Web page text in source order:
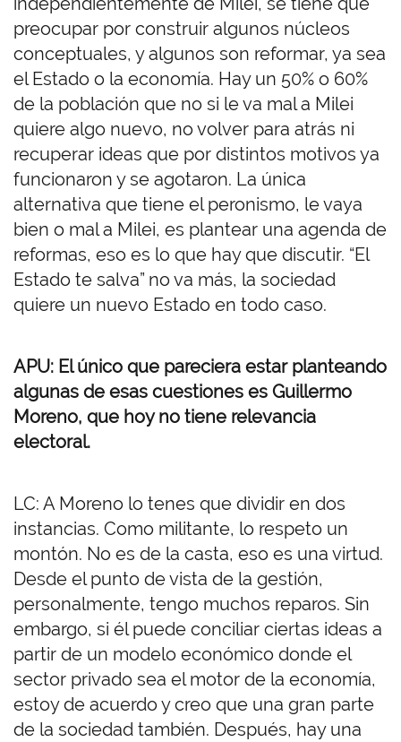
preocupar por construir algunos núcleos
conceptuales, y algunos son reformar, ya sea
el Estado o la economía. Hay un 50% o 60%
de la población que no si le va mal a Milei
quiere algo nuevo, no volver para atrás ni
recuperar ideas que por distintos motivos ya
funcionaron y se agotaron. La única
alternativa que tiene el peronismo, le vaya
bien o mal a Milei, es plantear una agenda de
reformas, eso es lo que hay que discutir. “El
Estado te salva” no va más, la sociedad
quiere un nuevo Estado en todo caso.
APU: El único que pareciera estar planteando
algunas de esas cuestiones es Guillermo
Moreno, que hoy no tiene relevancia
electoral.
LC: A Moreno lo tenes que dividir en dos
instancias. Como militante, lo respeto un
montón. No es de la casta, eso es una virtud.
Desde el punto de vista de la gestión,
personalmente, tengo muchos reparos. Sin
embargo, si él puede conciliar ciertas ideas a
partir de un modelo económico donde el
sector privado sea el motor de la economía,
estoy de acuerdo y creo que una gran parte
de la sociedad también. Después, hay una